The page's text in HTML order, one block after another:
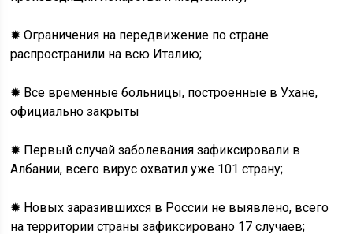
✹ Ограничения на передвижение по стране
распространили на всю Италию;
✹ Все временные больницы, построенные в Ухане,
официально закрыты
✹ Первый случай заболевания зафиксировали в
Албании, всего вирус охватил уже 101 страну;
✹ Новых заразившихся в России не выявлено, всего
на территории страны зафиксировано 17 случаев;